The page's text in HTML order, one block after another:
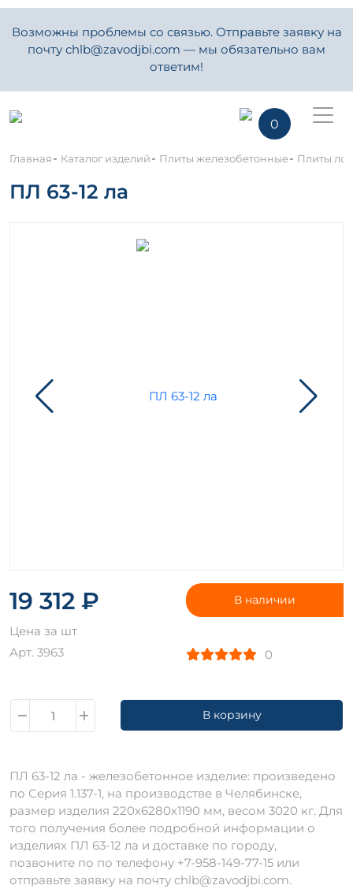
Возможны проблемы со связью. Отправьте заявку на
почту chlb@zavodjbi.com — мы обязательно вам
ответим!
0
Главная- Каталог изделий- Плиты железобетонные- Плиты
ПЛ 63-12 ла
19 312 ₽
Цена за шт
Арт. 3963
В наличии
0
В корзину
ПЛ 63-12 ла - железобетонное изделие: произведено
по Серия 1.137-1, на производстве в Челябинске,
размер изделия 220х6280х1190 мм, весом 3020 кг. Для
того получения более подробной информации о
изделиях ПЛ 63-12 ла и доставке по городу,
позвоните по по телефону +7-958-149-77-15 или
отправьте заявку на почту chlb@zavodjbi.com.